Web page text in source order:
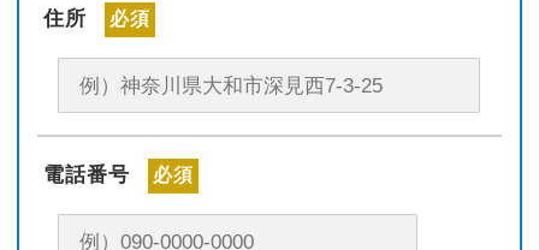
住所 必須
電話番号 必須